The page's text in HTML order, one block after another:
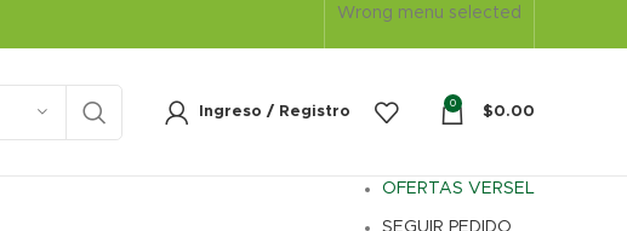
Wrong menu selected
Ingreso / Registro
0
$0.00
OFERTAS VERSEL
SEGUIR PEDIDO